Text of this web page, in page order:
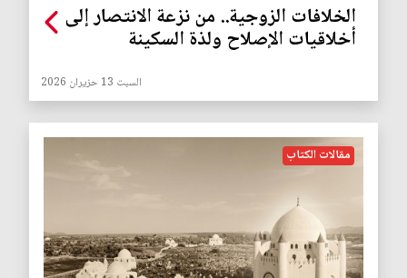
الخلافات الزوجية.. من نزعة الانتصار إلى
أخلاقيات الإصلاح ولذة السكينة
السبت 13 حزيران 2026
مقالات الكتاب